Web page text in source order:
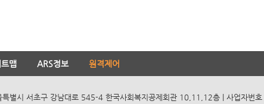
맵 ARS정보 원격제어
별시 서초구 강남대로 545-4 한국사회복지공제회관 10,11,12층 | 사업자번